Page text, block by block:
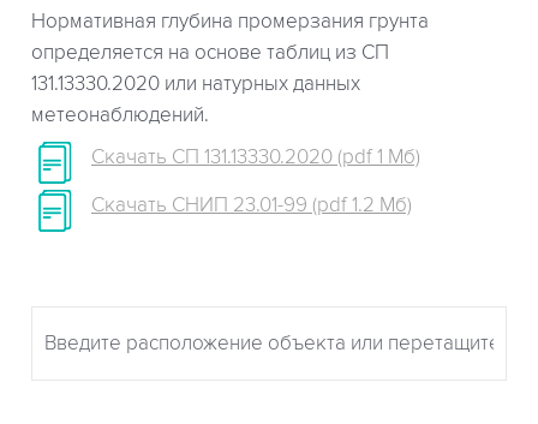
Нормативная глубина промерзания грунта
определяется на основе таблиц из СП
131.13330.2020 или натурных данных
метеонаблюдений.
Скачать СП 131.13330.2020 (pdf 1 Мб)
Скачать СНИП 23.01-99 (pdf 1.2 Мб)